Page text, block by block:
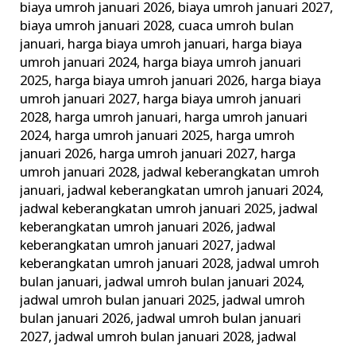
biaya umroh januari 2026, biaya umroh januari 2027,
biaya umroh januari 2028, cuaca umroh bulan
januari, harga biaya umroh januari, harga biaya
umroh januari 2024, harga biaya umroh januari
2025, harga biaya umroh januari 2026, harga biaya
umroh januari 2027, harga biaya umroh januari
2028, harga umroh januari, harga umroh januari
2024, harga umroh januari 2025, harga umroh
januari 2026, harga umroh januari 2027, harga
umroh januari 2028, jadwal keberangkatan umroh
januari, jadwal keberangkatan umroh januari 2024,
jadwal keberangkatan umroh januari 2025, jadwal
keberangkatan umroh januari 2026, jadwal
keberangkatan umroh januari 2027, jadwal
keberangkatan umroh januari 2028, jadwal umroh
bulan januari, jadwal umroh bulan januari 2024,
jadwal umroh bulan januari 2025, jadwal umroh
bulan januari 2026, jadwal umroh bulan januari
2027, jadwal umroh bulan januari 2028, jadwal